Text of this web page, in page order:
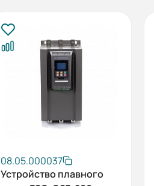
08.05.000037
Устройство плавного